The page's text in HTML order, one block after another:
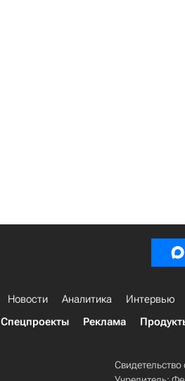
Новости Аналитика Интервью
Спецпроекты
Реклама